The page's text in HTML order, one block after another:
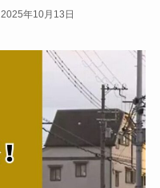
2025年10月13日